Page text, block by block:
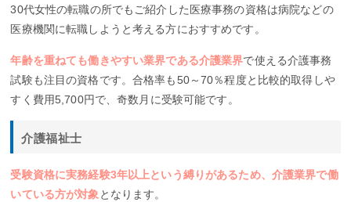
30代女性の転職の所でもご紹介した医療事務の資格は病院などの
医療機関に転職しようと考える方におすすめです。
年齢を重ねても働きやすい業界である介護業界で使える介護事務
試験も注目の資格です。合格率も50～70％程度と比較的取得しや
すく費用5,700円で、奇数月に受験可能です。
介護福祉士
受験資格に実務経験3年以上という縛りがあるため、介護業界で働
いている方が対象となります。